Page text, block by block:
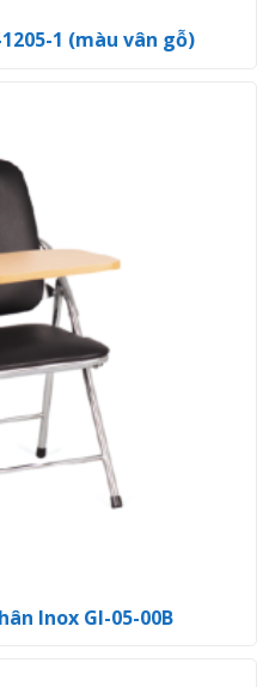
1 (màu vân gỗ)
Inox GI-05-00B